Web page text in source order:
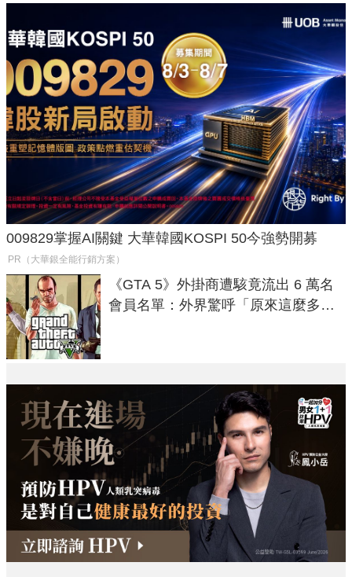
009829掌握AI關鍵 大華韓國KOSPI 50今強勢開募
PR（大華銀全能行銷方案）
《GTA 5》外掛商遭駭竟流出 6 萬名
會員名單：外界驚呼「原來這麼多人